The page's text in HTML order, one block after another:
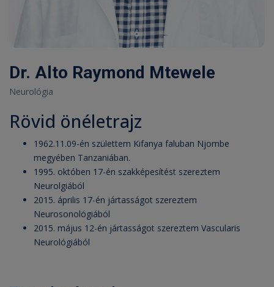
Dr. Alto Raymond Mtewele
Neurológia
Rövid önéletrajz
1962.11.09-én születtem Kifanya faluban Njombe
megyében Tanzaniában.
1995. októben 17-én szakképesítést szereztem
Neurolgiából
2015. április 17-én jártasságot szereztem
Neurosonológiából
2015. május 12-én jártasságot szereztem Vascularis
Neurológiából